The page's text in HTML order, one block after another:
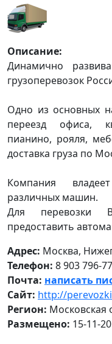
Описание:
Динамично
грузоперевозок
Одно из основных
переезд офиса,
пианино, рояля,
доставка груза по
Компания
различных машин.
Для перевозки
предоставить
Адрес: Москва,
Телефон: 8 903 796-
Почта: написать
Сайт: http://
Регион: Московская
Размещено: 15-11-